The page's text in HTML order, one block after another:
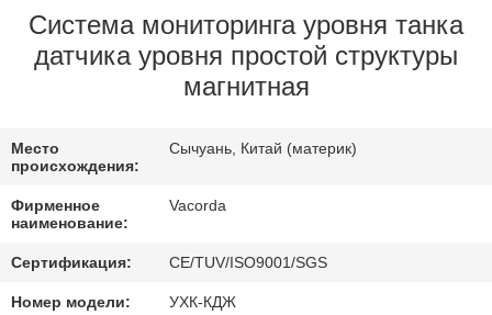
ПРОВЕРКА
СВЯЖИТЕСЬ
МЫ
СПРОСИТЕ
ЦИТАТУ
Система мониторинга уровня танка
датчика уровня простой структуры
магнитная
Место
происхождения:
Сычуань, Китай (материк)
Фирменное
наименование:
Vacorda
Сертификация: CE/TUV/ISO9001/SGS
Номер модели: УХК-КДЖ